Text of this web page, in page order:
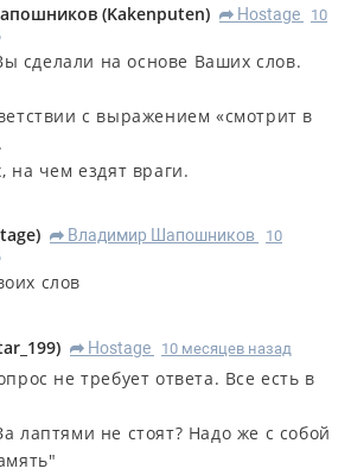
(Kakenputen) R Hostage
10
сделали на основе Ваших слов.
с выражением «смотрит в
на чем ездят враги.
) R Владимир Шапошников
10
слов
) R Hostage 10 месяцев назад
не требует ответа. Все есть в
лаптями не стоят? Надо же с собой